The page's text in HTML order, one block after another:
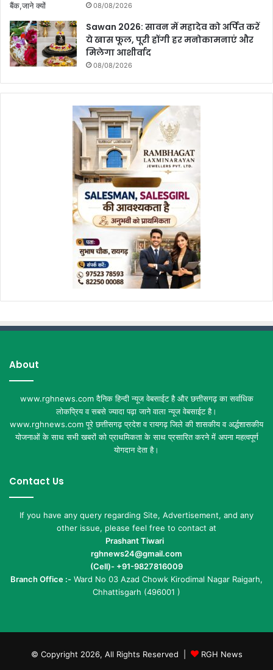
08/08/2026
Sawan 2026: सावन में महादेव को अर्पित करें
ये खास फूल, पूरी होंगी हर मनोकामनाएं और
मिलेगा आशीर्वाद
08/08/2026
About
www.rghnews.com दैनिक हिन्दी न्यूज वेबसाईट है और छत्तीसगढ़ का सर्वाधिक
लोकप्रिय व सबसे ज्यादा पढ़ा जाने वाला न्यूज वेबसाईट है।
www.rghnews.com पूरे छत्तीसगढ़ प्रदेश व रायगढ़ जिले की शासकीय व अर्द्धशासकीय
योजनाओं के साथ सभी खबरों को प्राथमिकता के साथ प्रसारित करने में अपना महत्वपूर्ण
योगदान देता है।
Contact Us
If you have any query regarding Site, Advertisement, and any
other issue, please feel free to contact at
Prashant Tiwari
rghnews24@gmail.com
(Cell)- +91-9827816009
Branch Office :- Ward No 03 Azad Chowk Kirodimal Nagar Raigarh,
Chhattisgarh (496001 )
© Copyright 2026, All Rights Reserved | RGH News